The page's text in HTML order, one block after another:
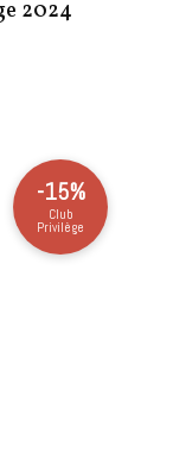
2024
-15%
Club
Privilège